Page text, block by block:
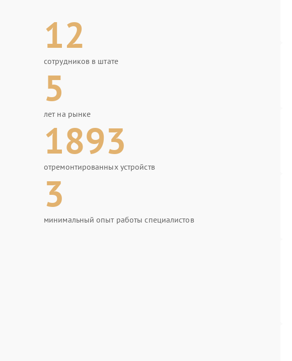
12
сотрудников в штате
5
лет на рынке
1893
отремонтированных устройств
3
минимальный опыт работы специалистов